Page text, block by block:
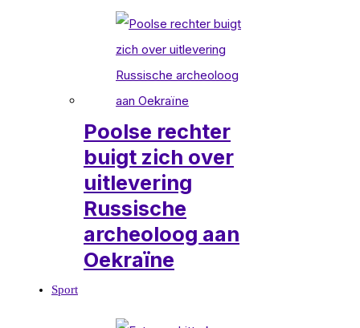
Poolse rechter
buigt zich over
uitlevering
Russische
archeoloog aan
Oekraïne
Sport